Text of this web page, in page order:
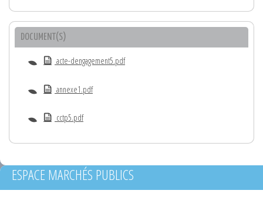
DOCUMENT(S)
acte-dengagement5.pdf
annexe1.pdf
cctp5.pdf
ESPACE MARCHÉS PUBLICS